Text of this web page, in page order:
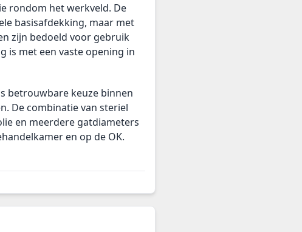
rondom het werkveld. De
basisafdekking, maar met
zijn bedoeld voor gebruik
is met een vaste opening in
betrouwbare keuze binnen
De combinatie van steriel
en meerdere gatdiameters
en op de OK.